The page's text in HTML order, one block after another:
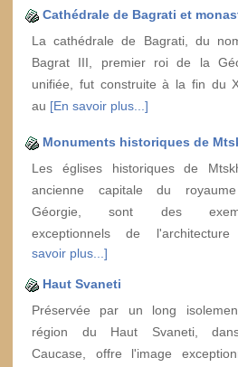
Cathédrale de Bagrati et
La cathédrale de Bagrati, du
Bagrat III, premier roi de la
unifiée, fut construite à la fin du
au [En savoir plus...]
Monuments historiques de
Les églises historiques de
ancienne capitale du
Géorgie, sont des
exceptionnels de l'architecture
savoir plus...]
Haut Svaneti
Préservée par un long
région du Haut Svaneti,
Caucase, offre l'image